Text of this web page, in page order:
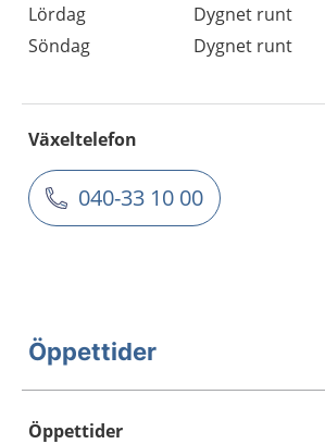
Lördag
Dygnet runt
Söndag
Dygnet runt
Växeltelefon
040-33 10 00
Öppettider
Öppettider